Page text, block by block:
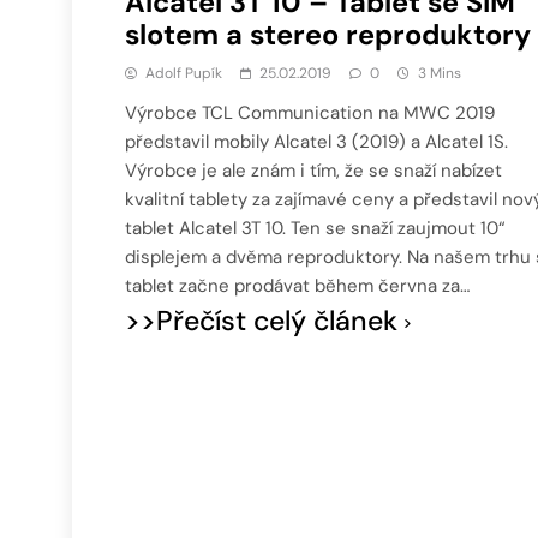
slotem a stereo reproduktory
Adolf Pupík 25.02.2019 0 3 Mins
Výrobce TCL Communication na MWC 2019
představil mobily Alcatel 3 (2019) a Alcatel 1S.
Výrobce je ale znám i tím, že se snaží nabízet
kvalitní tablety za zajímavé ceny a představil
tablet Alcatel 3T 10. Ten se snaží zaujmout 10“
displejem a dvěma reproduktory. Na našem trhu
tablet začne prodávat během června za…
>>Přečíst celý článek